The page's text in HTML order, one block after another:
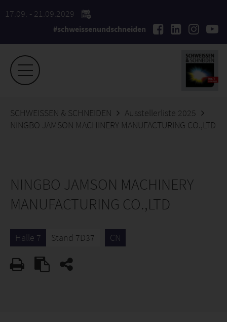
17.09. - 21.09.2029
#schweissenundschneiden
SCHWEISSEN & SCHNEIDEN
Ausstellerliste 2025
NINGBO JAMSON MACHINERY MANUFACTURING CO.,LTD
NINGBO JAMSON MACHINERY
MANUFACTURING CO.,LTD
Halle 7 Stand 7D37 CN